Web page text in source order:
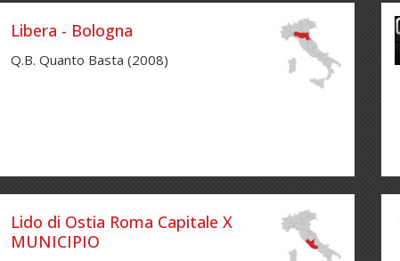
Libera - Bologna
Q.B. Quanto Basta (2008)
Lido di Ostia Roma Capitale X
MUNICIPIO